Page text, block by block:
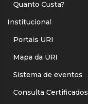
Quanto Custa?
Institucional
Portais URI
Mapa da URI
Sistema de eventos
Consulta Certificados